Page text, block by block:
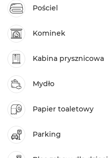
Pościel
Kominek
Kabina prysznicowa
Mydło
Papier toaletowy
Parking